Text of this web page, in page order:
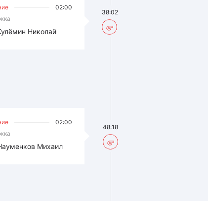
02:00
Николай
38:02
02:00
Михаил
48:18